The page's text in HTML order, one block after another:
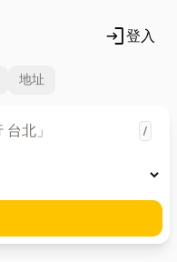
login登入
地址
/